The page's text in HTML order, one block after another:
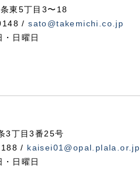
東5丁目3〜18
/sato@takemichi.co.jp
日曜日
3丁目3番25号
/ kaisei01@opal.plala.or.jp
日曜日